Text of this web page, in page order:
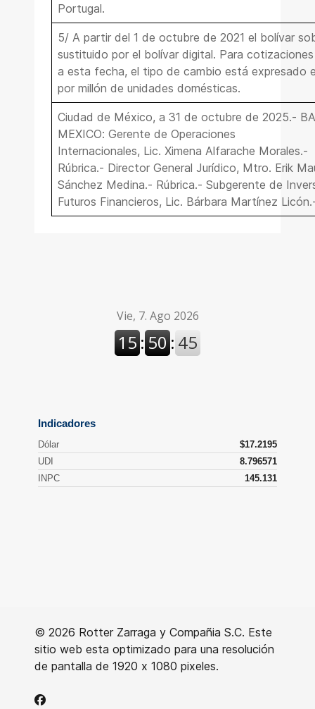
Portugal.
5/ A partir del 1 de octubre de 2021 el bolívar
sustituido por el bolívar digital. Para
a esta fecha, el tipo de cambio está expresado
por millón de unidades domésticas.
Ciudad de México, a 31 de octubre de 2025.-
MEXICO: Gerente de Operaciones
Internacionales, Lic. Ximena Alfarache Morales.-
Rúbrica.- Director General Jurídico, Mtro. Erik
Sánchez Medina.- Rúbrica.- Subgerente de
Futuros Financieros, Lic. Bárbara Martínez Licón
© 2026 Rotter Zarraga y Compañia S.C. Este
sitio web esta optimizado para una resolución
de pantalla de 1920 x 1080 pixeles.